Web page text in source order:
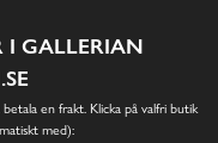
I GALLERIAN
en frakt. Klicka på valfri butik
med):